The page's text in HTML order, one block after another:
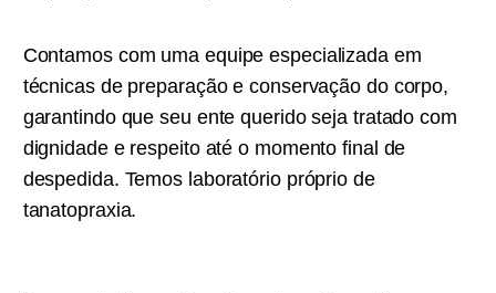
Contamos com uma equipe especializada em
técnicas de preparação e conservação do corpo,
garantindo que seu ente querido seja tratado com
dignidade e respeito até o momento final de
despedida. Temos laboratório próprio de
tanatopraxia.